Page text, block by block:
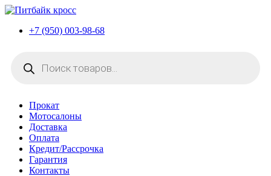
+7 (950) 003-98-68
товаров
Прокат
Мотосалоны
Доставка
Оплата
Кредит/Рассрочка
Гарантия
Контакты